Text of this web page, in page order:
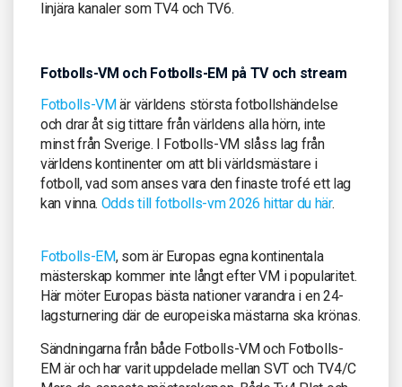
linjära kanaler som TV4 och TV6.
Fotbolls-VM och Fotbolls-EM på TV och stream
Fotbolls-VMär världens största fotbollshändelse
och drar åt sig tittare från världens alla hörn, inte
minst från Sverige. I Fotbolls-VM slåss lag från
världens kontinenter om att bli världsmästare i
fotboll, vad som anses vara den finaste trofé ett lag
kan vinna. Odds till fotbolls-vm 2026 hittar du här.
Fotbolls-EM, som är Europas egna kontinentala
mästerskap kommer inte långt efter VM i popularitet.
Här möter Europas bästa nationer varandra i en 24-
lagsturnering där de europeiska mästarna ska krönas.
Sändningarna från både Fotbolls-VM och Fotbolls-
EM är och har varit uppdelade mellan SVT och TV4/C